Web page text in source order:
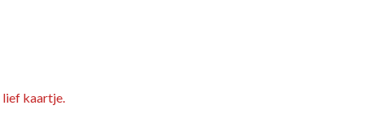
lief kaartje.